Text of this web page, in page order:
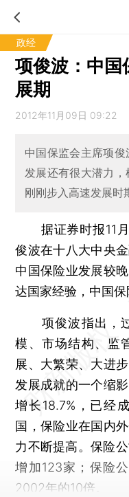
政经
项俊波：中国
展期
2012年11月09日 09:22
中国保监会主席项俊
发展还有很大潜力
刚刚步入高速发展时
据证券时报11月
俊波在十八大中央
中国保险业发展较
达国家经验，中国保
项俊波指出，过
模、市场结构、监
展、大繁荣、大进
发展成就的一个缩
增长18.7%，已经
国，保险业在国内
力不断提高。保险
增加123家；保险
2002年的10倍。